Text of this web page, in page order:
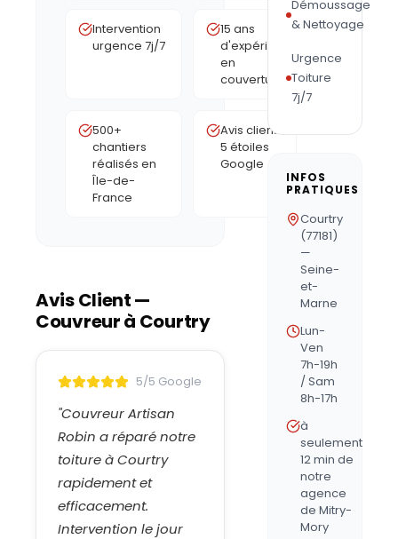
Intervention
urgence 7j/7
15 ans
d'expérience
en
couverture
500+
chantiers
réalisés en
Île-de-
France
Avis clients
5 étoiles
Google
Avis Client —
Couvreur à Courtry
5/5 Google
"Couvreur Artisan
Robin a réparé notre
toiture à Courtry
rapidement et
efficacement.
Intervention le jour
Démoussage
& Nettoyage
Urgence
Toiture
7j/7
INFOS
PRATIQUES
Courtry
(77181)
—
Seine-
et-
Marne
Lun-
Ven
7h-19h
/ Sam
8h-17h
à
seulement
12 min de
notre
agence
de Mitry-
Mory